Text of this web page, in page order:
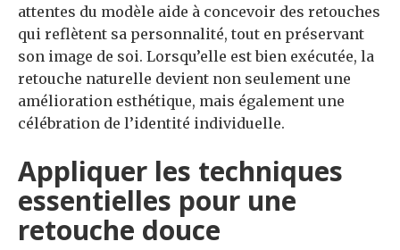
attentes du modèle aide à concevoir des retouches
qui reflètent sa personnalité, tout en préservant
son image de soi. Lorsqu’elle est bien exécutée, la
retouche naturelle devient non seulement une
amélioration esthétique, mais également une
célébration de l’identité individuelle.
Appliquer les techniques
essentielles pour une
retouche douce